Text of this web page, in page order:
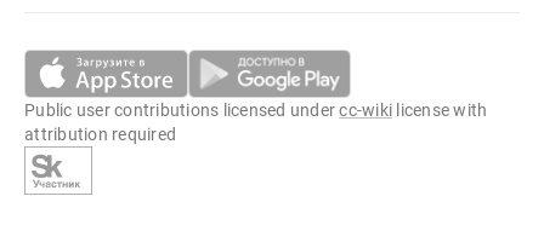
Public user contributions licensed undercc-wiki license with
attribution required